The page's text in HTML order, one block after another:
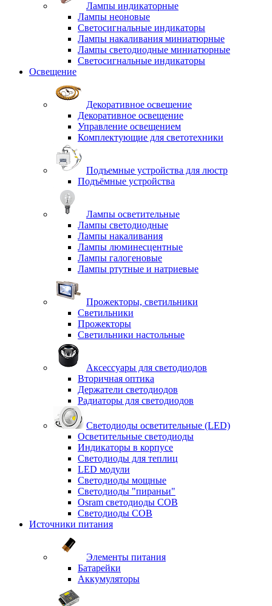
Лампы индикаторные
Лампы неоновые
Светосигнальные индикаторы
Лампы накаливания миниатюрные
Лампы светодиодные миниатюрные
Светосигнальные индикаторы
Освещение
Декоративное освещение
Декоративное освещение
Управление освещением
Комплектующие для светотехники
Подъемные устройства для люстр
Подъёмные устройства
Лампы осветительные
Лампы светодиодные
Лампы накаливания
Лампы люминесцентные
Лампы галогеновые
Лампы ртутные и натриевые
Прожекторы, светильники
Светильники
Прожекторы
Светильники настольные
Аксессуары для светодиодов
Вторичная оптика
Держатели светодиодов
Радиаторы для светодиодов
Светодиоды осветительные (LED)
Осветительные светодиоды
Индикаторы в корпусе
Светодиоды для теплиц
LED модули
Светодиоды мощные
Светодиоды "пираньи"
Osram светодиоды COB
Светодиоды COB
Источники питания
Элементы питания
Батарейки
Аккумуляторы